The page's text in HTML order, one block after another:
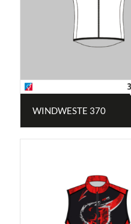
WINDWESTE 370